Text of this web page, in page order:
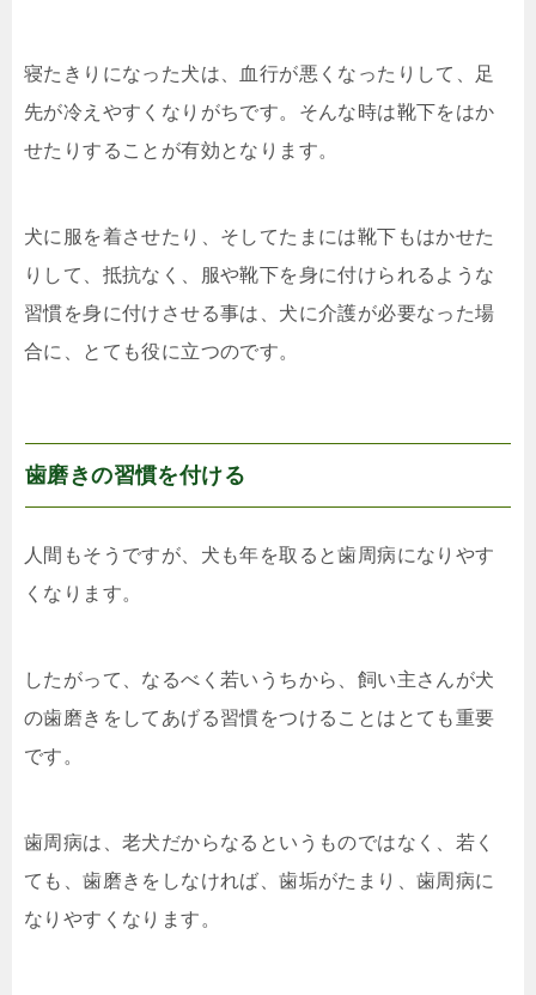
寝たきりになった犬は、血行が悪くなったりして、足
先が冷えやすくなりがちです。そんな時は靴下をはか
せたりすることが有効となります。
犬に服を着させたり、そしてたまには靴下もはかせた
りして、抵抗なく、服や靴下を身に付けられるような
習慣を身に付けさせる事は、犬に介護が必要なった場
合に、とても役に立つのです。
歯磨きの習慣を付ける
人間もそうですが、犬も年を取ると歯周病になりやす
くなります。
したがって、なるべく若いうちから、飼い主さんが犬
の歯磨きをしてあげる習慣をつけることはとても重要
です。
歯周病は、老犬だからなるというものではなく、若く
ても、歯磨きをしなければ、歯垢がたまり、歯周病に
なりやすくなります。